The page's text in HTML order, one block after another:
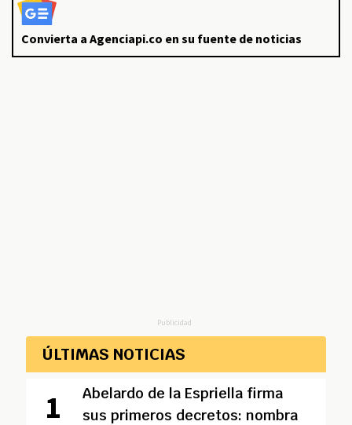
Convierta a Agenciapi.co en su fuente de noticias
Publicidad
ÚLTIMAS NOTICIAS
Abelardo de la Espriella firma
sus primeros decretos: nombra